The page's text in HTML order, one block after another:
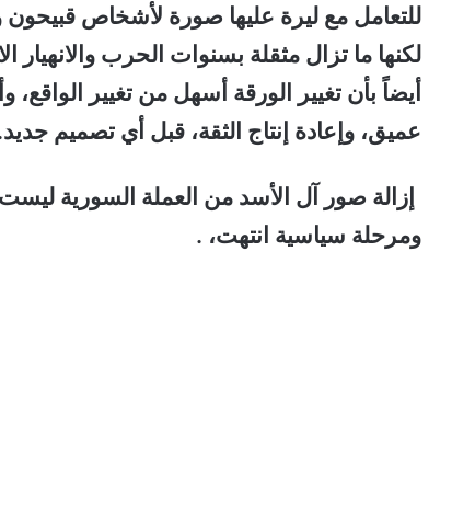
للتعامل مع ليرة عليها صورة لأشخاص قبيحون
لكنها ما تزال مثقلة بسنوات الحرب والانهيار
أيضاً بأن تغيير الورقة أسهل من تغيير الواقع،
عميق، وإعادة إنتاج الثقة، قبل أي تصميم
إزالة صور آل الأسد من العملة السورية
ومرحلة سياسية انتهت، .